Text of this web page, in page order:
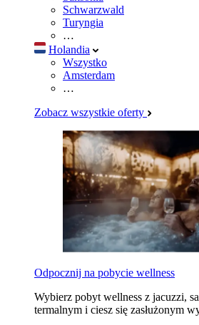
Schwarzwald
Turyngia
…
Holandia
Wszystko
Amsterdam
…
Zobacz wszystkie oferty
Odpocznij na pobycie wellness
Wybierz pobyt wellness z jacuzzi,
termalnym i ciesz się zasłużonym